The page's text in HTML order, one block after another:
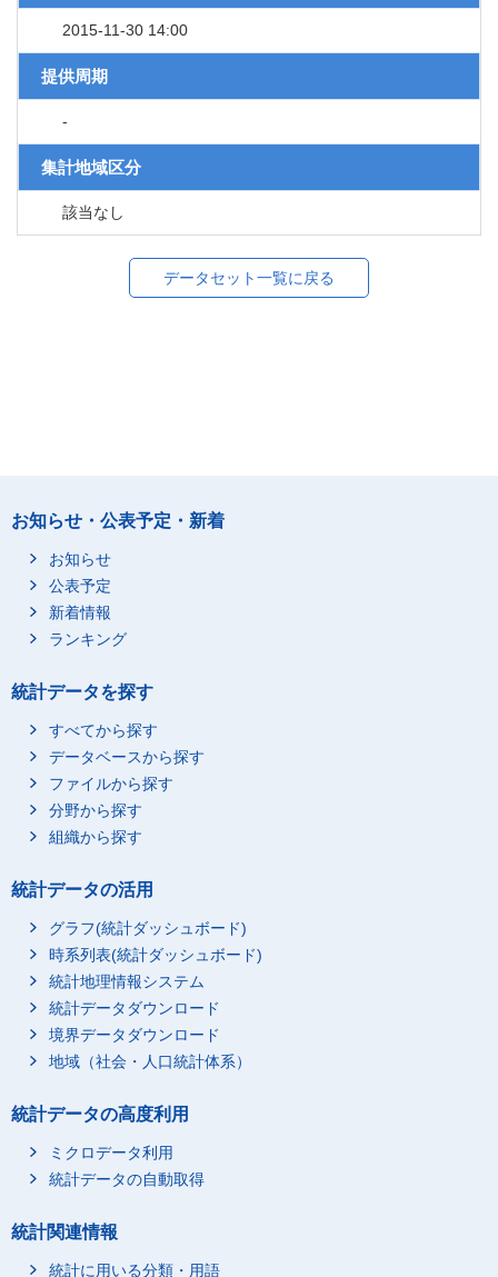
2015-11-30 14:00
提供周期
-
集計地域区分
該当なし
データセット一覧に戻る
お知らせ・公表予定・新着
お知らせ
公表予定
新着情報
ランキング
統計データを探す
すべてから探す
データベースから探す
ファイルから探す
分野から探す
組織から探す
統計データの活用
グラフ(統計ダッシュボード)
時系列表(統計ダッシュボード)
統計地理情報システム
統計データダウンロード
境界データダウンロード
地域（社会・人口統計体系）
統計データの高度利用
ミクロデータ利用
統計データの自動取得
統計関連情報
統計に用いる分類・用語